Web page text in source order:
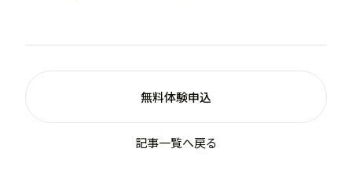
無料体験申込
記事一覧へ戻る